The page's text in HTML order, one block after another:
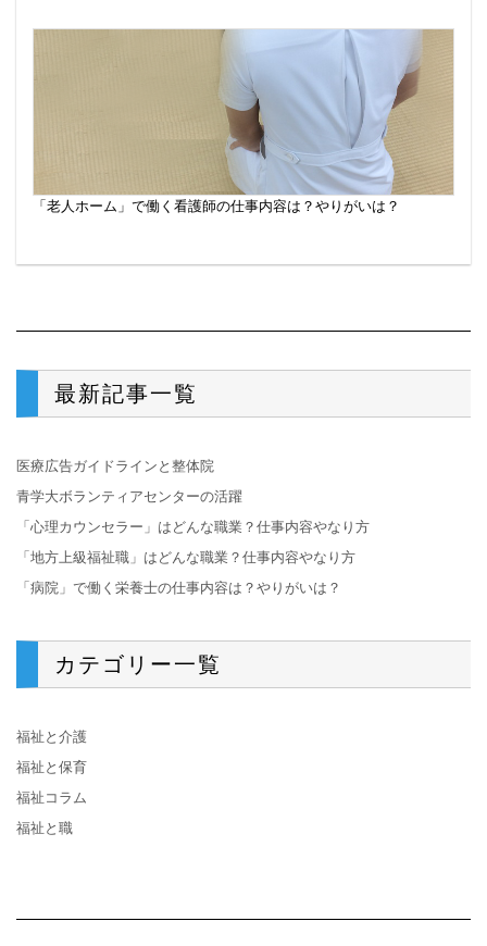
「老人ホーム」で働く看護師の仕事内容は？やりがいは？
最新記事一覧
医療広告ガイドラインと整体院
青学大ボランティアセンターの活躍
「心理カウンセラー」はどんな職業？仕事内容やなり方
「地方上級福祉職」はどんな職業？仕事内容やなり方
「病院」で働く栄養士の仕事内容は？やりがいは？
カテゴリー一覧
福祉と介護
福祉と保育
福祉コラム
福祉と職